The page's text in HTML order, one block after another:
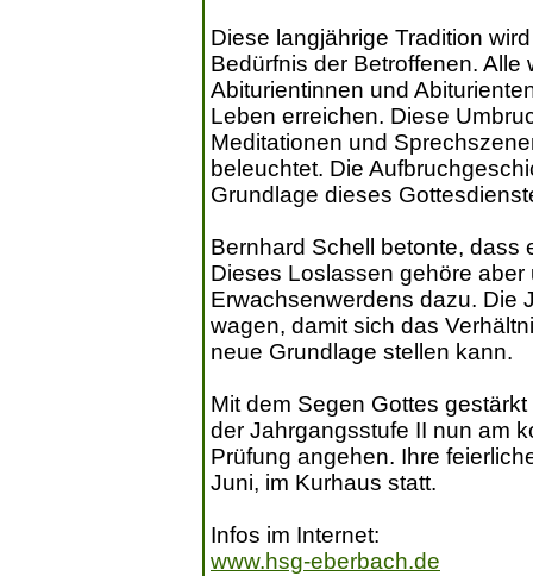
Diese langjährige Tradition
Bedürfnis der Betroffenen.
Abiturientinnen und
Leben erreichen. Diese
Meditationen und
beleuchtet. Die
Grundlage dieses
Bernhard Schell betonte, dass
Dieses Loslassen gehöre
Erwachsenwerdens dazu. Die
wagen, damit sich das
neue Grundlage stellen kann.
Mit dem Segen Gottes
der Jahrgangsstufe II nun am
Prüfung angehen. Ihre
Juni, im Kurhaus statt.
Infos im Internet:
www.hsg-eberbach.de